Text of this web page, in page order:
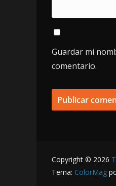
Guardar mi
comentario.
Copyright © 2026
Tema: ColorMag